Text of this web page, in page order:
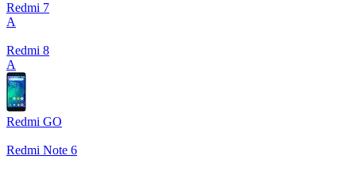
Redmi 7
A
Redmi 8
A
Redmi GO
Redmi Note 6